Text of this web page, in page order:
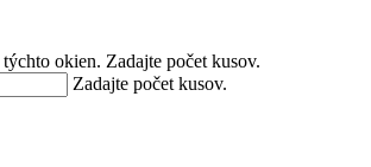
okien. Zadajte počet kusov.
Zadajte počet kusov.